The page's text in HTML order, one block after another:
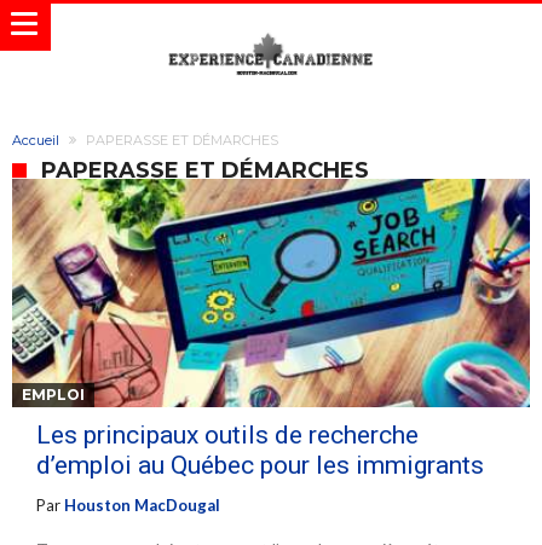
Accueil PAPERASSE ET DÉMARCHES
PAPERASSE ET DÉMARCHES
EMPLOI
Les principaux outils de recherche
d’emploi au Québec pour les immigrants
Par Houston MacDougal